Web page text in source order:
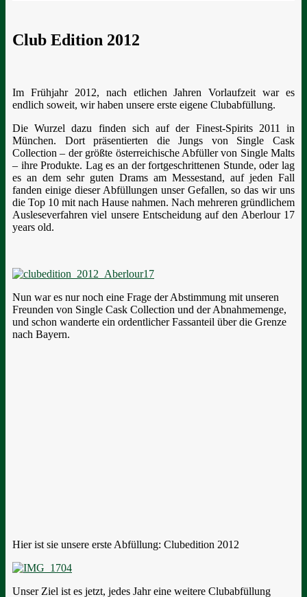
Club Edition 2012
Im Frühjahr 2012, nach etlichen Jahren Vorlaufzeit war es
endlich soweit, wir haben unsere erste eigene Clubabfüllung.
Die Wurzel dazu finden sich auf der Finest-Spirits 2011 in
München. Dort präsentierten die Jungs von Single Cask
Collection – der größte österreichische Abfüller von Single Malts
– ihre Produkte. Lag es an der fortgeschrittenen Stunde, oder lag
es an dem sehr guten Drams am Messestand, auf jeden Fall
fanden einige dieser Abfüllungen unser Gefallen, so das wir uns
die Top 10 mit nach Hause nahmen. Nach mehreren gründlichem
Ausleseverfahren viel unsere Entscheidung auf den Aberlour 17
years old.
Nun war es nur noch eine Frage der Abstimmung mit unseren
Freunden von Single Cask Collection und der Abnahmemenge,
und schon wanderte ein ordentlicher Fassanteil über die Grenze
nach Bayern.
Hier ist sie unsere erste Abfüllung: Clubedition 2012
Unser Ziel ist es jetzt, jedes Jahr eine weitere Clubabfüllung